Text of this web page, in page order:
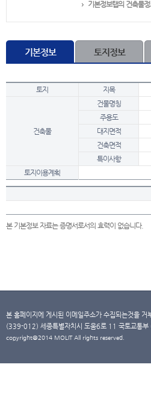
기본정보탭의 건축물
기본정보 토지정보
토지 지목
건축물
건물명칭
주용도
대지면적
건축면적
특이사항
토지이용계획
본 기본정보 자료는 증명서로서의 효력이 없습니다.
본 홈페이지에 게시된 이메일주소가 수집되는것을
(339-012) 세종특별자치시 도움6로 11 국토교통
copyright@2014 MOLIT All rights reserved.